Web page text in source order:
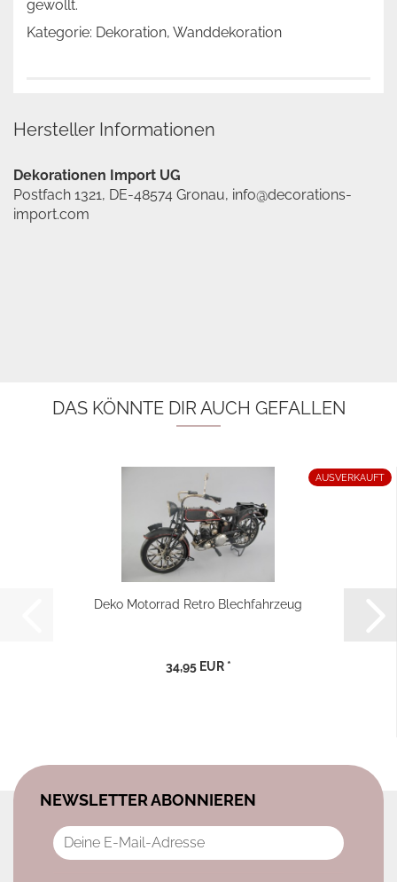
gewollt.
Kategorie: Dekoration, Wanddekoration
Hersteller Informationen
Dekorationen Import UG
Postfach 1321, DE-48574 Gronau, info@decorations-
import.com
DAS KÖNNTE DIR AUCH GEFALLEN
AUSVERKAUFT
Deko Motorrad Retro Blechfahrzeug
34,95 EUR *
NEWSLETTER ABONNIEREN